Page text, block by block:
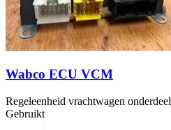
Wabco ECU VCM
Regeleenheid vrachtwagen onderdeel
Gebruikt